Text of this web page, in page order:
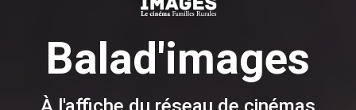
Balad'images